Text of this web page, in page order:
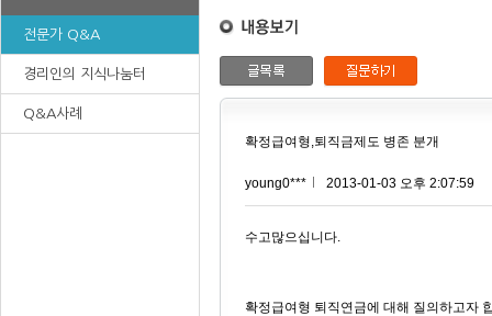
전문가 Q&A
경리인의 지식나눔터
Q&A사례
확정급여형,퇴직금제도 병존 분개
young0*** 2013-01-03 오후 2:07:59
수고많으십니다.
확정급여형 퇴직연금에 대해 질의하고자